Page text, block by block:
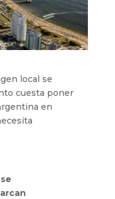
local se
cuesta poner
en